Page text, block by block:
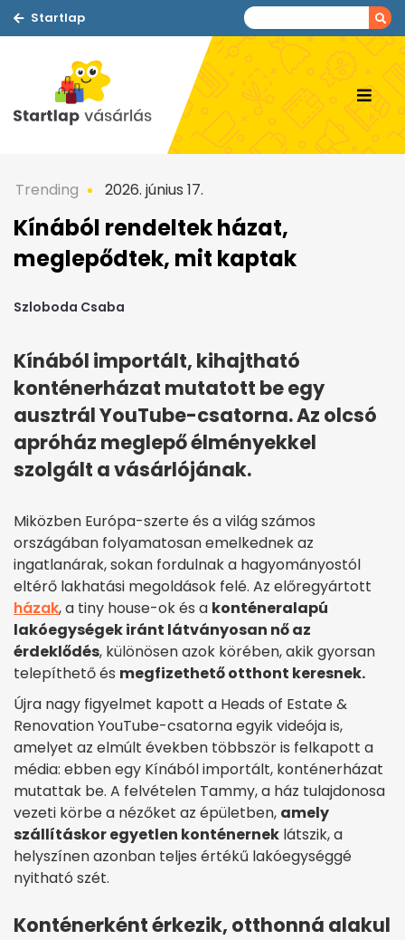
Startlap
Trending 2026. június 17.
Kínából rendeltek házat,
meglepődtek, mit kaptak
Szloboda Csaba
Kínából importált, kihajtható
konténerházat mutatott be egy
ausztrál YouTube-csatorna. Az olcsó
apróház meglepő élményekkel
szolgált a vásárlójának.
Miközben Európa-szerte és a világ számos
országában folyamatosan emelkednek az
ingatlanárak, sokan fordulnak a hagyományostól
eltérő lakhatási megoldások felé. Az előregyártott
házak, a tiny house-ok és a konténeralapú
lakóegységek iránt látványosan nő az
érdeklődés, különösen azok körében, akik gyorsan
telepíthető és megfizethető otthont keresnek.
Újra nagy figyelmet kapott a Heads of Estate &
Renovation YouTube-csatorna egyik videója is,
amelyet az elmúlt években többször is felkapott a
média: ebben egy Kínából importált, konténerházat
mutattak be. A felvételen Tammy, a ház tulajdonosa
vezeti körbe a nézőket az épületben, amely
szállításkor egyetlen konténernek látszik, a
helyszínen azonban teljes értékű lakóegységgé
nyitható szét.
Konténerként érkezik, otthonná alakul